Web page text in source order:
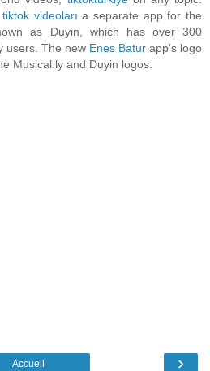
tiktok videoları a separate app for the
as Duyin, which has over 300
users. The new Enes Batur app's logo
Musical.ly and Duyin logos.
›
Accueil